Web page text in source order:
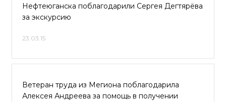
Нефтеюганска поблагодарили Сергея Дегтярёва
за экскурсию
23.03.15
Ветеран труда из Мегиона поблагодарила
Алексея Андреева за помощь в получении